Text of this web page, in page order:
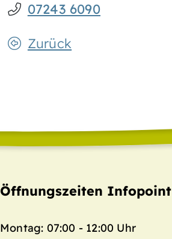
07243 6090
Zurück
Öffnungszeiten Infopoint
Montag: 07:00 - 12:00 Uhr